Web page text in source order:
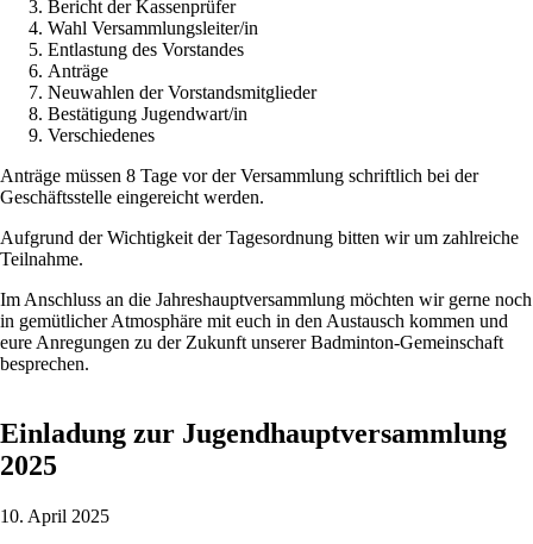
Bericht der Kassenprüfer
Wahl Versammlungsleiter/in
Entlastung des Vorstandes
Anträge
Neuwahlen der Vorstandsmitglieder
Bestätigung Jugendwart/in
Verschiedenes
Anträge müssen 8 Tage vor der Versammlung schriftlich bei der
Geschäftsstelle eingereicht werden.
Aufgrund der Wichtigkeit der Tagesordnung bitten wir um zahlreiche
Teilnahme.
Im Anschluss an die Jahreshauptversammlung möchten wir gerne noch
in gemütlicher Atmosphäre mit euch in den Austausch kommen und
eure Anregungen zu der Zukunft unserer Badminton-Gemeinschaft
besprechen.
Einladung zur Jugendhauptversammlung
2025
10. April 2025